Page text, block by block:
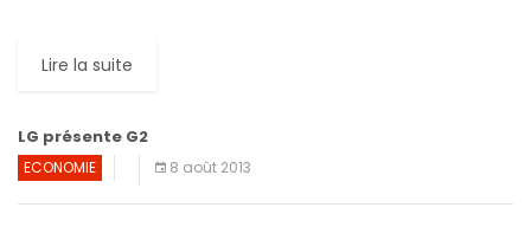
Lire la suite
LG présente G2
ECONOMIE 8 août 2013